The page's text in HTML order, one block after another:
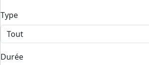
Type
Durée